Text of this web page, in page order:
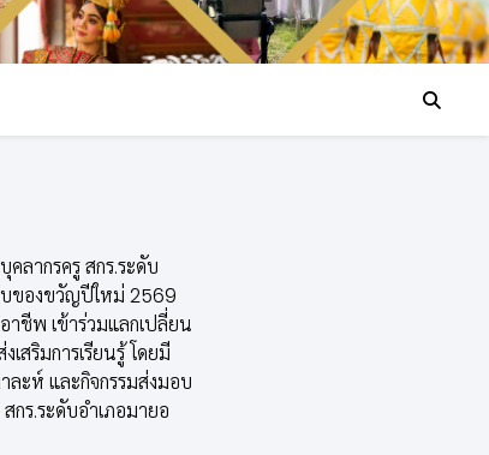
ลากรครู สกร.ระดับ
บของขวัญปีใหม่ 2569
ชีพ เข้าร่วมแลกเปลี่ยน
สริมการเรียนรู้ โดยมี
ะห์ และกิจกรรมส่งมอบ
กร.ระดับอำเภอมายอ